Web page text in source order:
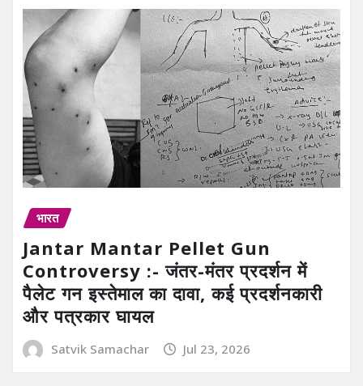
भारत
Jantar Mantar Pellet Gun
Controversy :- जंतर-मंतर प्रदर्शन में
पैलेट गन इस्तेमाल का दावा, कई प्रदर्शनकारी
और पत्रकार घायल
Satvik Samachar Jul 23, 2026